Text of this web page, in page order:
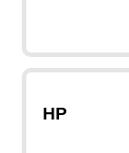
HP